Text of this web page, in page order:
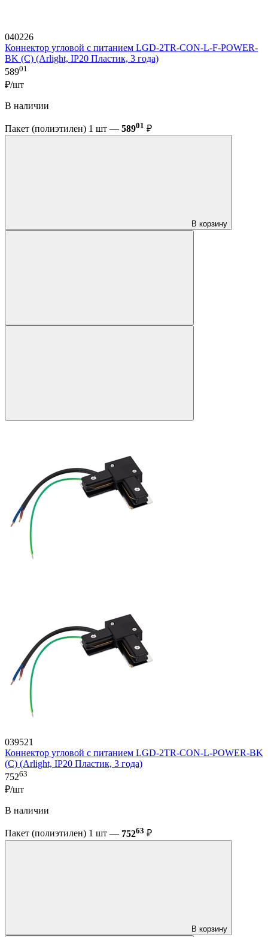
040226
Коннектор угловой с питанием LGD-2TR-CON-L-F-POWER-
BK (C) (Arlight, IP20 Пластик, 3 года)
58901
₽/шт
В наличии
Пакет (полиэтилен) 1 шт — 58901 ₽
В корзину
039521
Коннектор угловой с питанием LGD-2TR-CON-L-POWER-BK
(C) (Arlight, IP20 Пластик, 3 года)
75263
₽/шт
В наличии
Пакет (полиэтилен) 1 шт — 75263 ₽
В корзину